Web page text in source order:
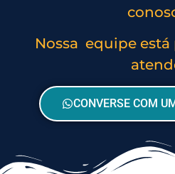
Nossa equipe
CONVERSE COM